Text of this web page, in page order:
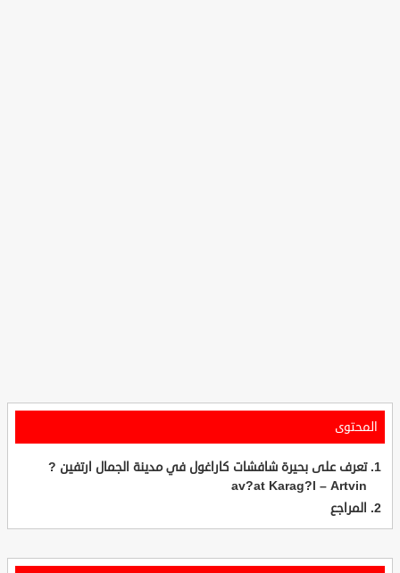
المحتوى
تعرف على بحيرة شافشات كاراغول في مدينة الجمال ارتفين ?
av?at Karag?l – Artvin
المراجع